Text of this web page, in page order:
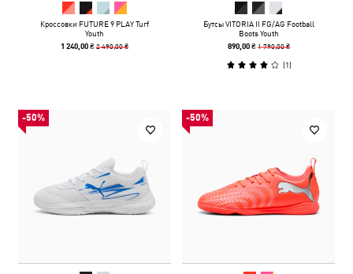
Кроссовки FUTURE 9 PLAY Turf
Youth
1 240,00 ₴2 490,00 ₴
Бутсы VITORIA II FG/AG Football
Boots Youth
890,00 ₴ 1 790,00 ₴
(1)
-50% -50%